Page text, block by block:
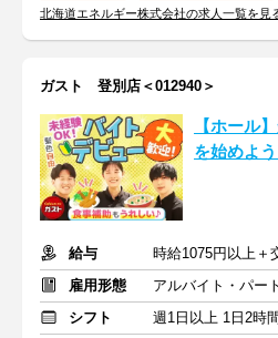
北海道エネルギー株式会社の求人一覧を見
ガスト 登別店＜012940＞
【ホール
を始めよ
給与
時給1075円以上＋
雇用形態
アルバイト・パート
シフト
週1日以上 1日2時